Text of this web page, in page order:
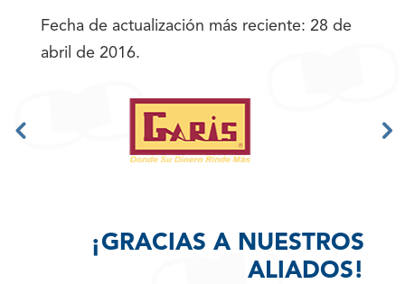
Fecha de actualización más reciente: 28 de
abril de 2016.
¡GRACIAS A NUESTROS
ALIADOS!